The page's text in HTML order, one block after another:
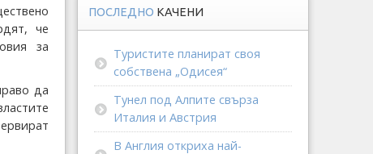
че
за
да
ПОСЛЕДНО КАЧЕНИ
Туристите планират своя
собствена „Одисея“
Тунел под Алпите свърза
Италия и Австрия
В Англия откриха най-